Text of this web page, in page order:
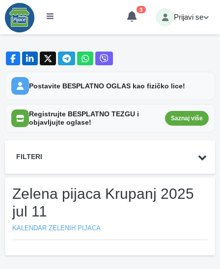
3
Prijavi se
Postavite BESPLATNO OGLAS kao fizičko lice!
Registrujte BESPLATNO TEZGU i
objavljujte oglase!
Saznaj više
FILTERI
Zelena pijaca Krupanj 2025
jul 11
KALENDAR ZELENIH PIJACA